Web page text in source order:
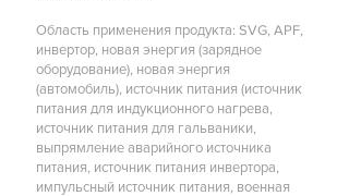
Область применения продукта: SVG, APF,
инвертор, новая энергия (зарядное
оборудование), новая энергия
(автомобиль), источник питания (источник
питания для индукционного нагрева,
источник питания для гальваники,
выпрямление аварийного источника
питания, источник питания инвертора,
импульсный источник питания, военная